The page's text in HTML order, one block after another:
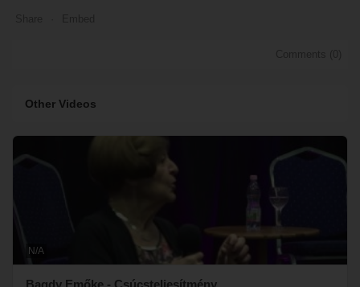
Other Videos
N/A